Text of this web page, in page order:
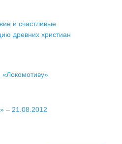
и счастливые
древних христиан
– 21.08.2012